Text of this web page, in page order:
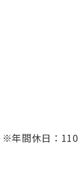
※年間休日：110